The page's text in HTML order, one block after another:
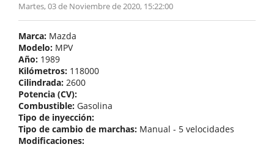
Martes, 03 de Noviembre de 2020, 15:22:00
Marca: Mazda
Modelo: MPV
Año: 1989
Kilómetros: 118000
Cilindrada: 2600
Potencia (CV):
Combustible: Gasolina
Tipo de inyección:
Tipo de cambio de marchas: Manual - 5 velocidades
Modificaciones: